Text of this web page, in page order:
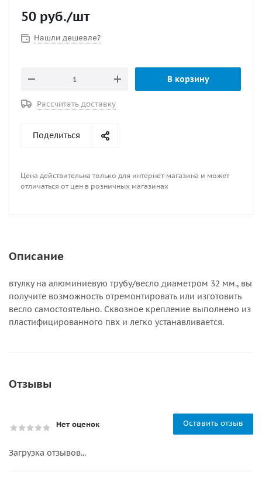
50 руб./шт
Нашли дешевле?
В корзину
Рассчитать доставку
Поделиться
Цена действительна только для интернет-магазина и может
отличаться от цен в розничных магазинах
Описание
втулку на алюминиевую трубу/весло диаметром 32 мм., вы
получите возможность отремонтировать или изготовить
весло самостоятельно. Сквозное крепление выполнено из
пластифицированного пвх и легко устанавливается.
Отзывы
Нет оценок Оставить отзыв
Загрузка отзывов...